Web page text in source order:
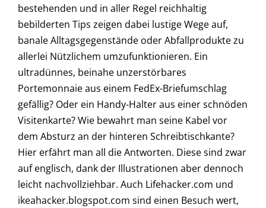
bestehenden und in aller Regel reichhaltig
bebilderten Tips zeigen dabei lustige Wege auf,
banale Alltagsgegenstände oder Abfallprodukte zu
allerlei Nützlichem umzufunktionieren. Ein
ultradünnes, beinahe unzerstörbares
Portemonnaie aus einem FedEx-Briefumschlag
gefällig? Oder ein Handy-Halter aus einer schnöden
Visitenkarte? Wie bewahrt man seine Kabel vor
dem Absturz an der hinteren Schreibtischkante?
Hier erfährt man all die Antworten. Diese sind zwar
auf englisch, dank der Illustrationen aber dennoch
leicht nachvollziehbar. Auch Lifehacker.com und
ikeahacker.blogspot.com sind einen Besuch wert,